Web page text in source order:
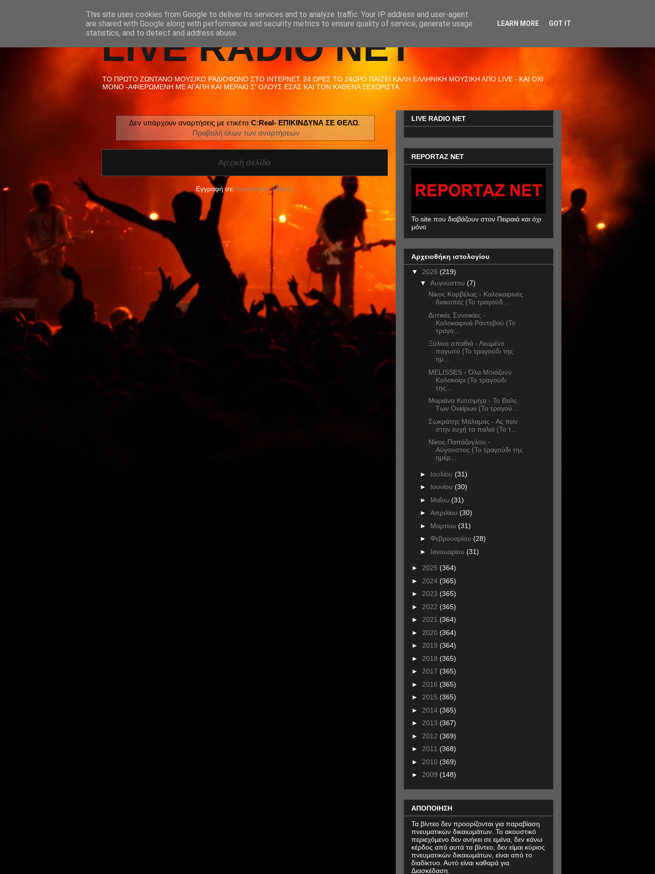
LIVE RADIO NET
ΤΟ ΠΡΩΤΟ ΖΩΝΤΑΝΟ ΜΟΥΣΙΚΟ ΡΑΔΙΟΦΩΝΟ ΣΤΟ ΙΝΤΕΡΝΕΤ. 24 ΩΡΕΣ ΤΟ 24ΩΡΟ ΠΑΙΖΕΙ ΚΑΛΗ ΕΛΛΗΝΙΚΗ ΜΟΥΣΙΚΗ ΑΠΟ LIVE - ΚΑΙ ΟΧΙ
ΜΟΝΟ -ΑΦΙΕΡΩΜΕΝΗ ΜΕ ΑΓΑΠΗ ΚΑΙ ΜΕΡΑΚΙ Σ' ΟΛΟΥΣ ΕΣΑΣ ΚΑΙ ΤΟΝ ΚΑΘΕΝΑ ΞΕΧΩΡΙΣΤΑ.
Δεν υπάρχουν αναρτήσεις με ετικέτα C:Real- ΕΠΙΚΙΝΔΥΝΑ ΣΕ ΘΕΛΩ.
Προβολή όλων των αναρτήσεων
Αρχική σελίδα
Εγγραφή σε: Αναρτήσεις (Atom)
LIVE RADIO NET
REPORTAZ NET
To site που διαβάζουν στον Πειραιά και όχι
μόνο
Αρχειοθήκη ιστολογίου
▼ 2026 (219)
▼ Αυγούστου (7)
Νίκος Καρβέλας - Καλοκαιρινές
διακοπές (Το τραγούδ...
Δυτικές Συνοικίες -
Καλοκαιρινά Ραντεβού (Το
τραγο...
Ξύλινα σπαθιά - Λιωμένο
παγωτό (Το τραγούδι της
ημ...
MELISSES - Όλα Μοιάζουν
Καλοκαίρι (Το τραγούδι
της...
Μαριάνα Κατσιμίχα - Το Βαλς
Των Ονείρων (Το τραγού...
Σωκράτης Μάλαμας - Ας παν
στην ευχή τα παλιά (Το τ...
Νίκος Παπάζογλου -
Αύγουστος (Το τραγούδι της
ημέρ...
► Ιουλίου (31)
► Ιουνίου (30)
► Μαΐου (31)
► Απριλίου (30)
► Μαρτίου (31)
► Φεβρουαρίου (28)
► Ιανουαρίου (31)
► 2025 (364)
► 2024 (365)
► 2023 (365)
► 2022 (365)
► 2021 (364)
► 2020 (364)
► 2019 (364)
► 2018 (365)
► 2017 (365)
► 2016 (365)
► 2015 (365)
► 2014 (365)
► 2013 (367)
► 2012 (369)
► 2011 (368)
► 2010 (369)
► 2009 (148)
ΑΠΟΠΟΙΗΣΗ
Τα βίντεο δεν προορίζονται για παραβίαση
πνευματικών δικαιωμάτων. Το ακουστικό
περιεχόμενο δεν ανήκει σε εμένα, δεν κάνω
κέρδος από αυτά τα βίντεο, δεν είμαι κύριος
πνευματικών δικαιωμάτων, είναι από το
διαδίκτυο. Αυτό είναι καθαρά για
Διασκέδαση.
This site uses cookies from Google to deliver its services and to analyze traffic. Your IP address and user-agent
are shared with Google along with performance and security metrics to ensure quality of service, generate usage
statistics, and to detect and address abuse.
LEARN MORE GOT IT